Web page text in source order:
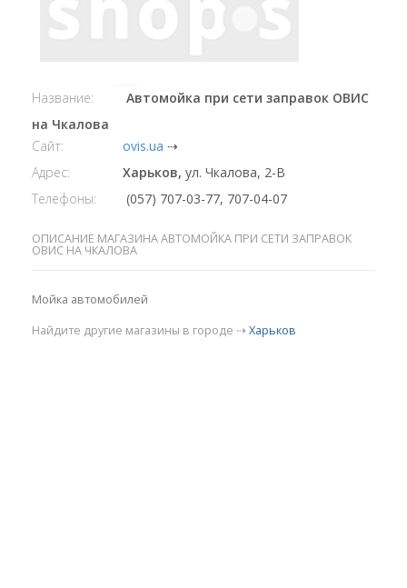
Название:
Автомойка при сети заправок ОВИС
на Чкалова
Сайт:
ovis.ua ⇢
Адрес:
Харьков, ул. Чкалова, 2-В
Телефоны:
(057) 707-03-77, 707-04-07
ОПИСАНИЕ МАГАЗИНА АВТОМОЙКА ПРИ СЕТИ ЗАПРАВОК
ОВИС НА ЧКАЛОВА
Мойка автомобилей
Найдите другие магазины в городе ⇢ Харьков